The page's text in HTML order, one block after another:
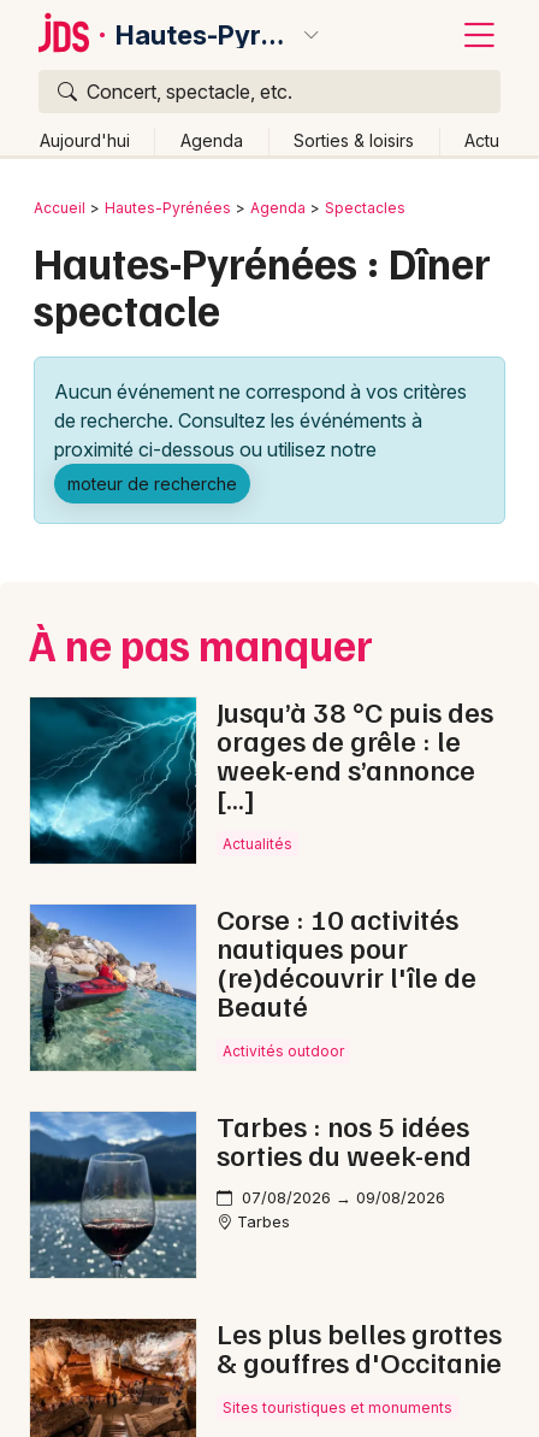
Hautes-Pyrénées
Concert, spectacle, etc.
Aujourd'hui Agenda Sorties & loisirs Actu
Publier un événement
Grands événements
Activité & Expérience
Manifestations
Foires & salons
Concerts
Sports
Soirées
Sorties famille
Sorties & loisirs
Dîner spectacle en Midi-Pyrénées
Dîner spectacle en Occitanie
Newsletter des sorties
Artistes en tournée
Actus dans les Hautes-Pyrénées
Magazine dans les Hautes-Pyrénées
Bordeaux
Colmar
Lille
Lyon
Marseille
Mulhouse
Nice
Paris
Strasbourg
Toulouse
Toutes les villes
Retour
Accueil Hautes-Pyrénées Agenda Spectacles
Hautes-Pyrénées : Dîner
spectacle
Aucun événement ne correspond à vos critères
de recherche. Consultez les événéments à
proximité ci-dessous ou utilisez notre
moteur de recherche
À ne pas manquer
Jusqu’à 38 °C puis des
orages de grêle : le
week-end s’annonce
[…]
Actualités
Corse : 10 activités
nautiques pour
(re)découvrir l'île de
Beauté
Activités outdoor
Tarbes : nos 5 idées
sorties du week-end
07/08/2026 → 09/08/2026
Tarbes
Les plus belles grottes
& gouffres d'Occitanie
Sites touristiques et monuments
Quoi ?
Où ?
Près de moi
Changer de lieu
Quand ?
Aujourd'hui
Demain Ce week-end Autre